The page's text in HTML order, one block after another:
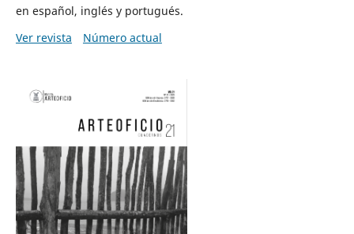
en español, inglés y portugués.
Ver revista
Número actual